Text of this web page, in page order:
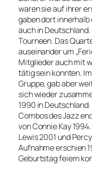
waren sie auf ihrer
gaben dort innerhalb
auch in
Tourneen. Das
auseinander um
Mitglieder auch mit
tätig sein konnten.
Gruppe, gab aber
sich wieder
1990 in
Combos des Jazz
von Connie Kay
Lewis 2001 und
Aufnahme erschien
Geburtstag feiern